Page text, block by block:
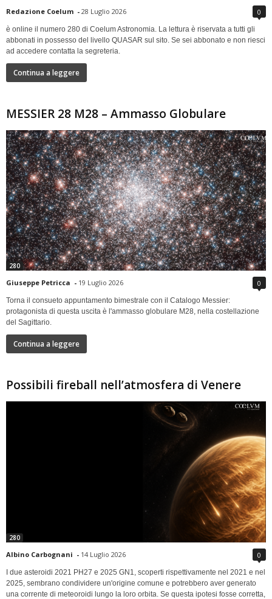
Redazione Coelum - 28 Luglio 2026 0
è online il numero 280 di Coelum Astronomia. La lettura è riservata a tutti gli
abbonati in possesso del livello QUASAR sul sito. Se sei abbonato e non riesci
ad accedere contatta la segreteria.
Continua a leggere
MESSIER 28 M28 – Ammasso Globulare
280
Giuseppe Petricca - 19 Luglio 2026 0
Torna il consueto appuntamento bimestrale con il Catalogo Messier:
protagonista di questa uscita è l'ammasso globulare M28, nella costellazione
del Sagittario.
Continua a leggere
Possibili fireball nell’atmosfera di Venere
280
Albino Carbognani - 14 Luglio 2026 0
I due asteroidi 2021 PH27 e 2025 GN1, scoperti rispettivamente nel 2021 e nel
2025, sembrano condividere un'origine comune e potrebbero aver generato
una corrente di meteoroidi lungo la loro orbita. Se questa ipotesi fosse corretta,